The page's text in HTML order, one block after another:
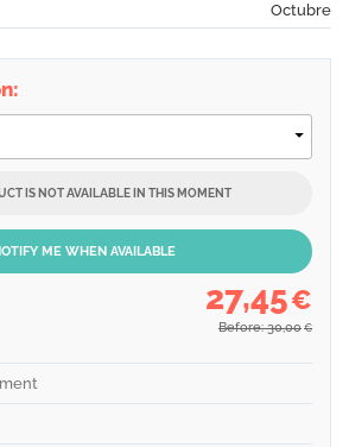
Octubre
IS NOT AVAILABLE IN THIS MOMENT
ME WHEN AVAILABLE
27,45€
Before: 30,00 €